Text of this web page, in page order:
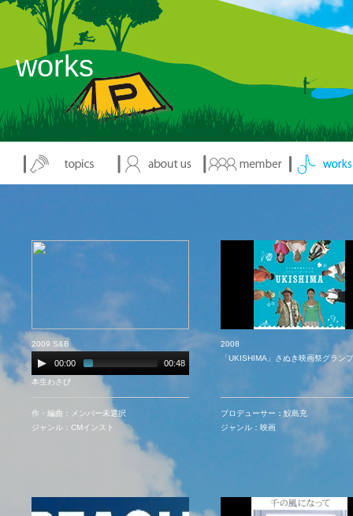
works
2009 S&B
00:00 00:48
本生わさび
作・編曲：メンバー未選択
ジャンル：CMインスト
2008
「UKISHIMA」さぬき映画祭グラン
プロデューサー：鮫島充
ジャンル：映画